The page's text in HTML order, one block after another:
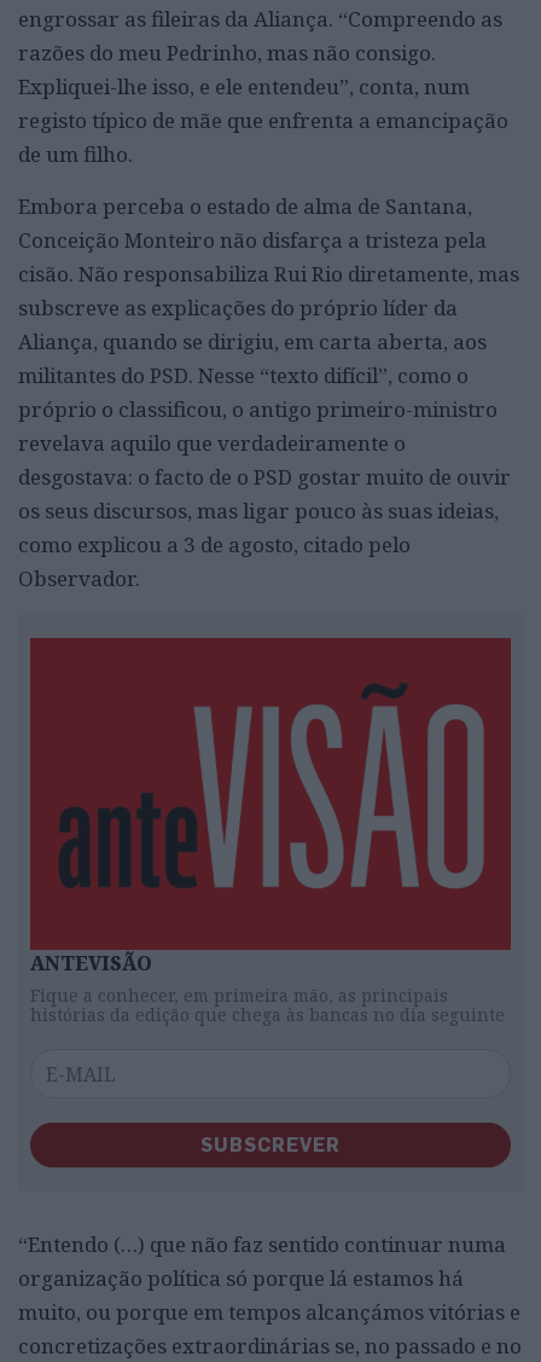
engrossar as fileiras da Aliança. “Compreendo as
razões do meu Pedrinho, mas não consigo.
Expliquei-lhe isso, e ele entendeu”, conta, num
registo típico de mãe que enfrenta a emancipação
de um filho.
Embora perceba o estado de alma de Santana,
Conceição Monteiro não disfarça a tristeza pela
cisão. Não responsabiliza Rui Rio diretamente, mas
subscreve as explicações do próprio líder da
Aliança, quando se dirigiu, em carta aberta, aos
militantes do PSD. Nesse “texto difícil”, como o
próprio o classificou, o antigo primeiro-ministro
revelava aquilo que verdadeiramente o
desgostava: o facto de o PSD gostar muito de ouvir
os seus discursos, mas ligar pouco às suas ideias,
como explicou a 3 de agosto, citado pelo
Observador.
ANTEVISÃO
Fique a conhecer, em primeira mão, as principais
histórias da edição que chega às bancas no dia seguinte
SUBSCREVER
“Entendo (…) que não faz sentido continuar numa
organização política só porque lá estamos há
muito, ou porque em tempos alcançámos vitórias e
concretizações extraordinárias se, no passado e no